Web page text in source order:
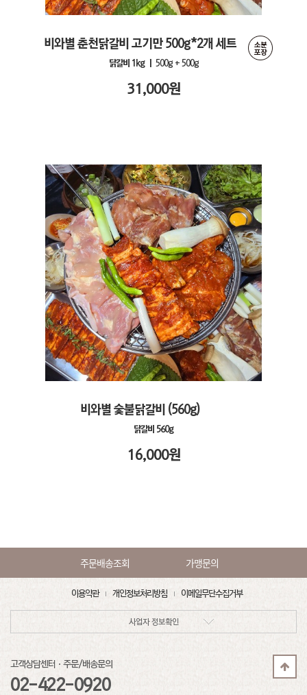
비와별 춘천닭갈비 고기만 500g*2개 세트
닭갈비 1kg ㅣ 500g + 500g
31,000원
비와별 숯불닭갈비 (560g)
닭갈비 560g
16,000원
주문배송조회 가맹문의
이용약관 개인정보처리방침 이메일무단수집거부
사업자 정보확인
고객상담센터·주문/배송문의
02-422-0920